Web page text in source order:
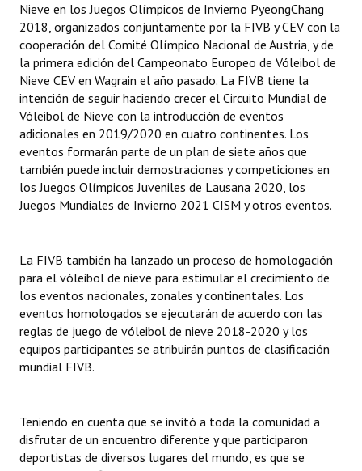
Periodistas Decanos - Registro
Ciudadano Ilustre - Registro
Banca del Vecino - Registro
Huéspedes de Honor - Registro
Antiguos Pobladores - Registro
Reconocimientos - Registro
Entrega de distinciones
REFORMA DE LA CARTA ORGÁNICA
Nieve en los Juegos Olímpicos de Invierno PyeongChang
2018, organizados conjuntamente por la FIVB y CEV con la
cooperación del Comité Olímpico Nacional de Austria, y de
la primera edición del Campeonato Europeo de Vóleibol de
Nieve CEV en Wagrain el año pasado. La FIVB tiene la
intención de seguir haciendo crecer el Circuito Mundial de
Vóleibol de Nieve con la introducción de eventos
adicionales en 2019/2020 en cuatro continentes. Los
eventos formarán parte de un plan de siete años que
también puede incluir demostraciones y competiciones en
los Juegos Olímpicos Juveniles de Lausana 2020, los
Juegos Mundiales de Invierno 2021 CISM y otros eventos.
La FIVB también ha lanzado un proceso de homologación
para el vóleibol de nieve para estimular el crecimiento de
los eventos nacionales, zonales y continentales. Los
eventos homologados se ejecutarán de acuerdo con las
reglas de juego de vóleibol de nieve 2018-2020 y los
equipos participantes se atribuirán puntos de clasificación
mundial FIVB.
Teniendo en cuenta que se invitó a toda la comunidad a
disfrutar de un encuentro diferente y que participaron
deportistas de diversos lugares del mundo, es que se